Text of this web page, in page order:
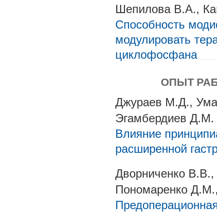
Шепилова В.А.,
Способность
модулировать
циклофосфана
ОПЫТ
Джураев М.Д.,
Эгамбердиев Д.М.
Влияние
расширенной
Дворниченко
Пономаренко